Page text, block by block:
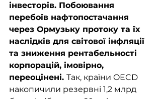
інвесторів. Побоювання
перебоїв нафтопостачання
через Ормузьку протоку та їх
наслідків для світової інфляції
та зниження рентабельності
корпорацій, імовірно,
переоцінені. Так, країни OECD
накопичили резервні 1,2 млрд